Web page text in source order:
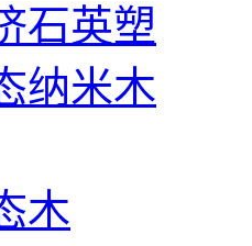
石英塑
纳米木
木